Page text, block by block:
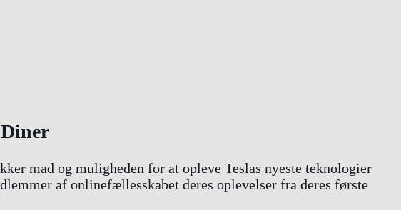
mad og muligheden for at opleve Teslas nyeste teknologier
af onlinefællesskabet deres oplevelser fra deres første